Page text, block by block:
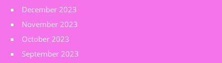
December 2023
November 2023
October 2023
September 2023